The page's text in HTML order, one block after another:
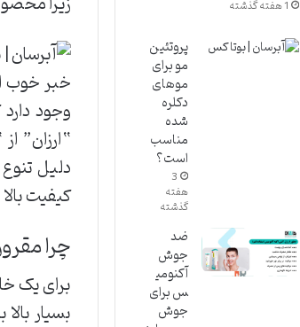
خبر خوب
وجود
“ارزان”
دلیل
کیفیت
چرا
برای یک
بسیار
1 هفته گذشته
پروتئین
مو برای
موهای
دکلره
شده
مناسب
است؟
3
هفته
گذشته
ضد
جوش
آکنومی
س برای
جوش